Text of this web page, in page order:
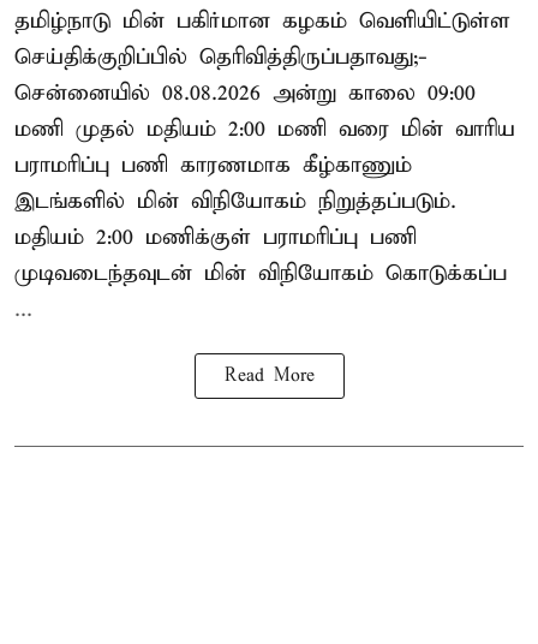
தமிழ்நாடு மின் பகிர்மான கழகம் வெளியிட்டுள்ள
செய்திக்குறிப்பில் தெரிவித்திருப்பதாவது;-
சென்னையில் 08.08.2026 அன்று காலை 09:00
மணி முதல் மதியம் 2:00 மணி வரை மின் வாரிய
பராமரிப்பு பணி காரணமாக கீழ்காணும்
இடங்களில் மின் விநியோகம் நிறுத்தப்படும்.
மதியம் 2:00 மணிக்குள் பராமரிப்பு பணி
முடிவடைந்தவுடன் மின் விநியோகம் கொடுக்கப்ப
...
Read More